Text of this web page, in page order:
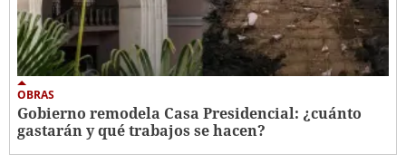
OBRAS
Gobierno remodela Casa Presidencial: ¿cuánto
gastarán y qué trabajos se hacen?